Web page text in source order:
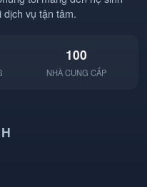
vụ tận tâm.
100
NHÀ CUNG CẤP